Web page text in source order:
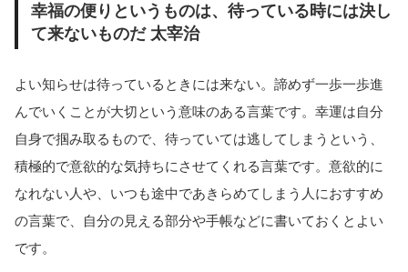
幸福の便りというものは、待っている時には決し
て来ないものだ 太宰治
よい知らせは待っているときには来ない。諦めず一歩一歩進
んでいくことが大切という意味のある言葉です。幸運は自分
自身で掴み取るもので、待っていては逃してしまうという、
積極的で意欲的な気持ちにさせてくれる言葉です。意欲的に
なれない人や、いつも途中であきらめてしまう人におすすめ
の言葉で、自分の見える部分や手帳などに書いておくとよい
です。